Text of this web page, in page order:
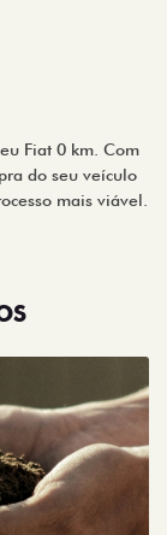
Fiat 0 km. Com
do seu veículo
mais viável.